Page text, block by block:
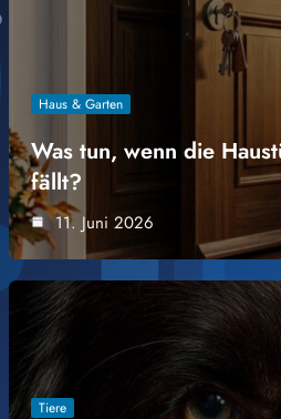
Haus & Garten
Was tun, wenn die
fällt?
11. Juni 2026
Tiere